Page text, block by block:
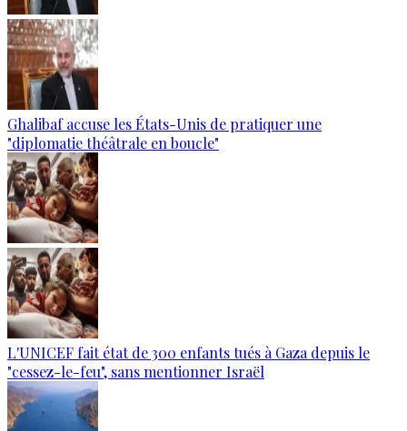
Ghalibaf accuse les États-Unis de pratiquer une
"diplomatie théâtrale en boucle"
L'UNICEF fait état de 300 enfants tués à Gaza depuis le
"cessez-le-feu", sans mentionner Israël